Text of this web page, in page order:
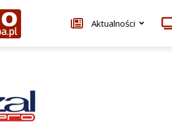
Infonowadeba.pl Aktualności